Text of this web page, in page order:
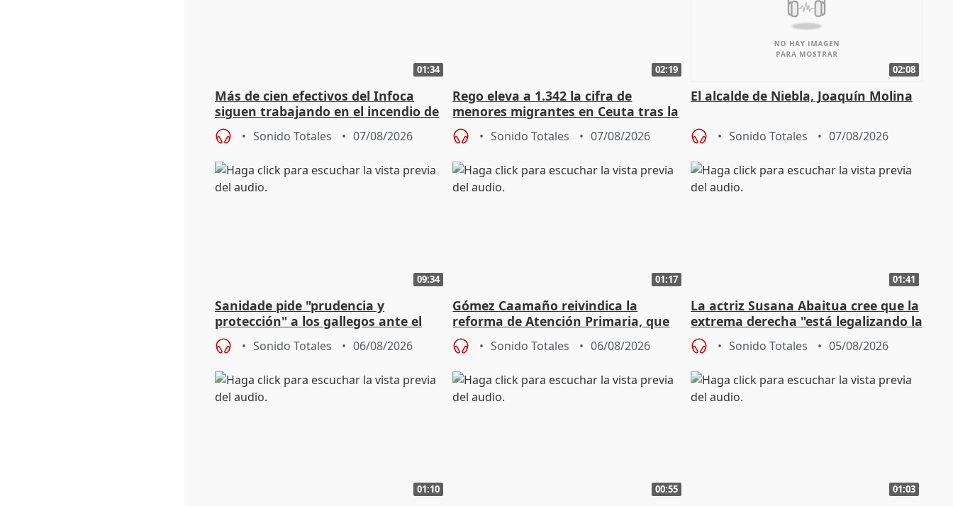
01:34
Más de cien efectivos del Infoca
siguen trabajando en el incendio de
Niebla (Huelva)
Sonido Totales 07/08/2026
02:19
Rego eleva a 1.342 la cifra de
menores migrantes en Ceuta tras la
entrada masiva
Sonido Totales 07/08/2026
02:08
El alcalde de Niebla, Joaquín Molina
Sonido Totales 07/08/2026
09:34
Sanidade pide "prudencia y
protección" a los gallegos ante el
eclipse del 12 de agosto
Sonido Totales 06/08/2026
01:17
Gómez Caamaño reivindica la
reforma de Atención Primaria, que
reforzará la autogestión
Sonido Totales 06/08/2026
01:41
La actriz Susana Abaitua cree que la
extrema derecha "está legalizando la
homofobia"
Sonido Totales 05/08/2026
01:10 00:55 01:03